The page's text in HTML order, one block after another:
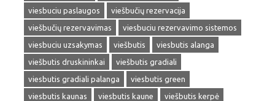
viesbuciu paslaugos
viešbučių rezervacija
viešbučių rezervavimas
viesbuciu rezervavimo sistemos
viesbuciu uzsakymas
viešbutis
viesbutis alanga
viešbutis druskininkai
viešbutis gradiali
viesbutis gradiali palanga
viesbutis green
viesbutis kaunas
viesbutis kaune
viešbutis kerpė